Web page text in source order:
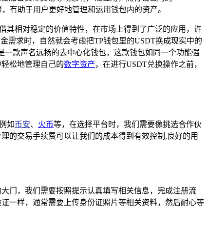
有助于用户更好地管理和运用钱包内的资产。
其相对稳定的价值特性，在市场上得到了广泛的应用，许
需求时，自然就会考虑把TP钱包里的USDT换成现实中的
款声名远扬的去中心化钱包，这款钱包如同一个功能强
松地管理自己的数字资产，在进行USDT兑换操作之前，
如币安、 火币等，在选择平台时，我们需要像挑选合作伙
的交易手续费可以让我们的成本得到有效控制,良好的用
门，我们需要按照提示认真填写相关信息，完成注册流
一样，通常需要上传身份证照片等相关资料，然后耐心等